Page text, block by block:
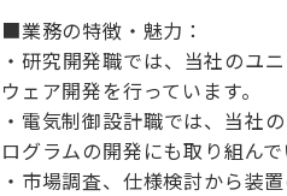
■業務の特徴・魅力：
・研究開発職では、当社のユ
ウェア開発を行っています。
・電気制御設計職では、当社
ログラムの開発にも取り組んで
・市場調査、仕様検討から装